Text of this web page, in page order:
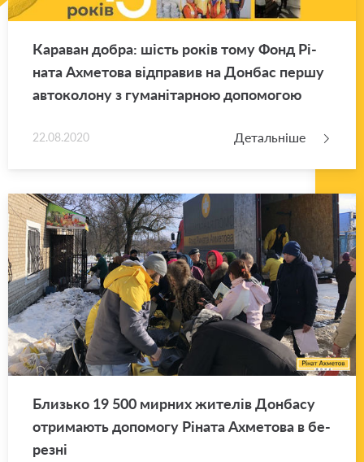
Ка­ра­ван добра: шість років тому Фонд Рі­
на­та Ахме­то­ва від­пра­вив на Дон­бас першу
ав­то­ко­ло­ну з гу­ма­ні­тар­ною до­по­мо­гою
22.08.2020 Детальніше
Близь­ко 19 500 мир­них жи­те­лів Дон­ба­су
отри­ма­ють до­по­мо­гу Рі­на­та Ахме­то­ва в бе­
ре­зні